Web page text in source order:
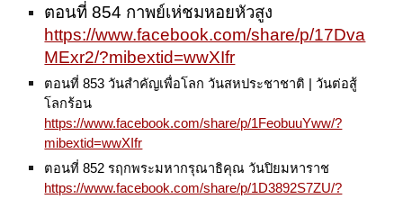
ตอนที่ 854 กาพย์เห่ชมหอยหัวสูง
https://www.facebook.com/share/p/17Dva
MExr2/?mibextid=wwXIfr
ตอนที่ 853 วันสำคัญเพื่อโลก วันสหประชาชาติ | วันต่อสู้
โลกร้อน
https://www.facebook.com/share/p/1FeobuuYww/?
mibextid=wwXIfr
ตอนที่ 852 รฤกพระมหากรุณาธิคุณ วันปิยมหาราช
https://www.facebook.com/share/p/1D3892S7ZU/?